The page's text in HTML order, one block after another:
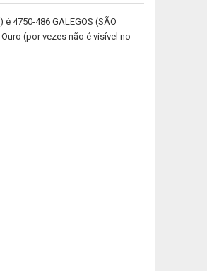
4750-486 GALEGOS (SÃO
(por vezes não é visível no